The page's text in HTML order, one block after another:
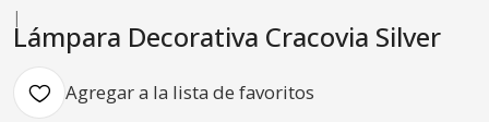
|
Lámpara Decorativa Cracovia Silver
Agregar a la lista de favoritos